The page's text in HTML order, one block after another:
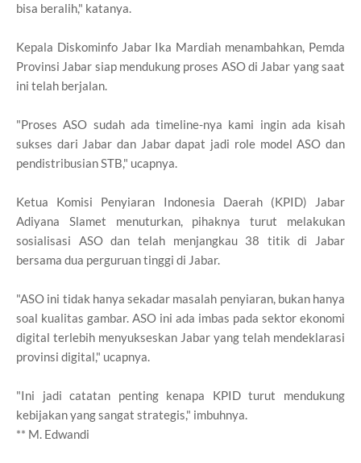
bisa beralih," katanya.
Kepala Diskominfo Jabar Ika Mardiah menambahkan, Pemda
Provinsi Jabar siap mendukung proses ASO di Jabar yang saat
ini telah berjalan.
"Proses ASO sudah ada timeline-nya kami ingin ada kisah
sukses dari Jabar dan Jabar dapat jadi role model ASO dan
pendistribusian STB," ucapnya.
Ketua Komisi Penyiaran Indonesia Daerah (KPID) Jabar
Adiyana Slamet menuturkan, pihaknya turut melakukan
sosialisasi ASO dan telah menjangkau 38 titik di Jabar
bersama dua perguruan tinggi di Jabar.
"ASO ini tidak hanya sekadar masalah penyiaran, bukan hanya
soal kualitas gambar. ASO ini ada imbas pada sektor ekonomi
digital terlebih menyukseskan Jabar yang telah mendeklarasi
provinsi digital," ucapnya.
"Ini jadi catatan penting kenapa KPID turut mendukung
kebijakan yang sangat strategis," imbuhnya.
** M. Edwandi